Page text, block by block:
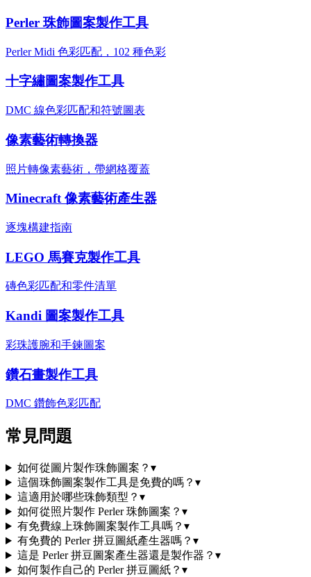
Perler 珠飾圖案製作工具
Perler Midi 色彩匹配，102 種色彩
十字繡圖案製作工具
DMC 線色彩匹配和符號圖表
像素藝術轉換器
照片轉像素藝術，帶網格覆蓋
Minecraft 像素藝術產生器
逐塊構建指南
LEGO 馬賽克製作工具
磚色彩匹配和零件清單
Kandi 圖案製作工具
彩珠護腕和手鍊圖案
鑽石畫製作工具
DMC 鑽飾色彩匹配
常見問題
如何從圖片製作珠飾圖案？ ▾
這個珠飾圖案製作工具是免費的嗎？ ▾
這適用於哪些珠飾類型？ ▾
如何從照片製作 Perler 珠飾圖案？ ▾
有免費線上珠飾圖案製作工具嗎？ ▾
有免費的 Perler 拼豆圖紙產生器嗎？ ▾
這是 Perler 拼豆圖案產生器還是製作器？ ▾
如何製作自己的 Perler 拼豆圖紙？ ▾